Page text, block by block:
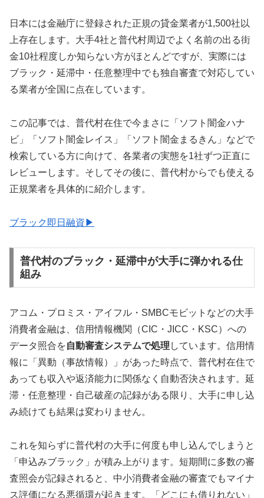
日本には金融庁に登録された正規の貸金業者が1,500社以
上存在します。大手4社と普代村周辺でよく名前の出る街
金10社程度しか知らない方がほとんどですが、実際には
ブラック・延滞中・任意整理中でも独自審査で対応してい
る業者が全国に点在しています。
この記事では、普代村在住で今まさに「ソフト闇金ハナ
ビ」「ソフト闇金レイス」「ソフト闇金まるきん」などで
検索している方に向けて、各業者の実態を1社ずつ正直に
レビューします。そしてその後に、普代村からでも使える
正規業者を具体的に紹介します。
ブラック即日融資▶
普代村のブラック・延滞中が大手に弾かれる仕
組み
アコム・プロミス・アイフル・SMBCモビットなどの大手
消費者金融は、信用情報機関（CIC・JICC・KSC）への
データ照合を自動審査システムで処理 しています。信用情
報に「異動（事故情報）」があった時点で、普代村在住で
あっても収入や返済能力に関係なく自動否決されます。延
滞・任意整理・自己破産の記録がある限り、大手に申し込
み続けても結果は変わりません。
これを知らずに普代村の大手に何度も申し込んでしまうと
「申込みブラック」が積み上がります。短期間に多数の審
査照会が記録されると、中小消費者金融の審査でもマイナ
ス評価になる悪循環が起きます。「どこにも借りれない」